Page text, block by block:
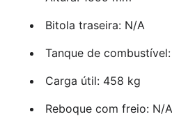
Bitola traseira: N/A
Tanque de
Carga útil: 458 kg
Reboque com freio: N/A